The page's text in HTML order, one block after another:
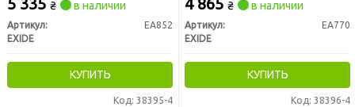
5 335 ₴ в наличии
Артикул:
EA852
EXIDE
КУПИТЬ
Код: 38395-4
4 865 ₴ в наличии
Артикул:
EA770
EXIDE
КУПИТЬ
Код: 38396-4